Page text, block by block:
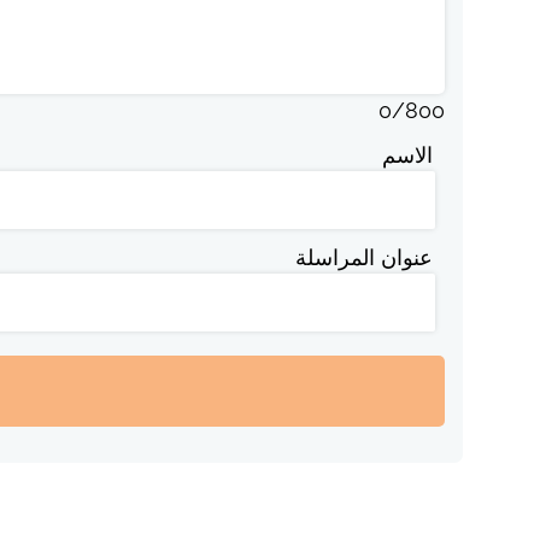
0/800
الاسم
عنوان المراسلة